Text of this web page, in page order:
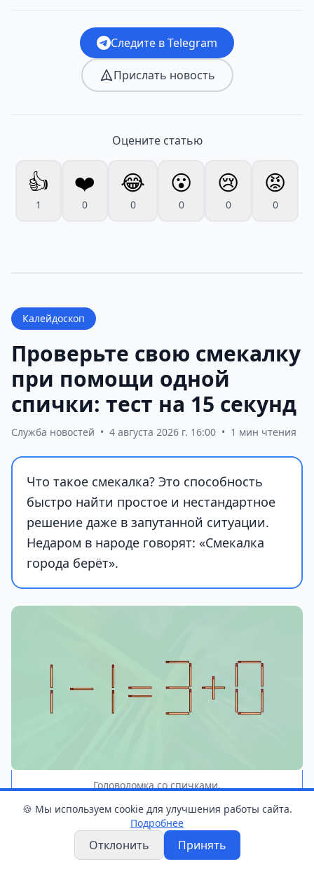
Следите в Telegram
Прислать новость
Оцените статью
👍
1
❤️
0
😂
0
😮
0
😢
0
😡
0
Калейдоскоп
Проверьте свою смекалку
при помощи одной
спички: тест на 15 секунд
Служба новостей • 4 августа 2026 г. 16:00 • 1 мин чтения
Что такое смекалка? Это способность
быстро найти простое и нестандартное
решение даже в запутанной ситуации.
Недаром в народе говорят: «Смекалка
города берёт».
Головоломка со спичками.
Предлагаем проверить свою смекалку на
🍪 Мы используем cookie для улучшения работы сайта.
Подробнее
Отклонить Принять